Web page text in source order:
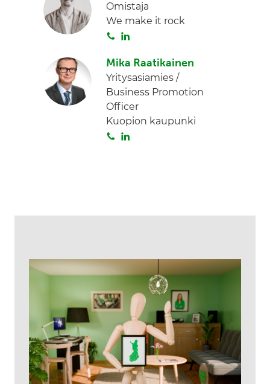
Omistaja
We make it rock
S
i
t
a
n
k
e
d
I
Mika Raatikainen
Yritysasiamies /
Business Promotion
Officer
Kuopion kaupunki
S